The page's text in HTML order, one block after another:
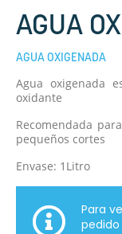
AGUA
AGUA OXIGENADA
Agua oxigenada
oxidante
Recomendada
pequeños cortes
Envase: 1Litro
Para